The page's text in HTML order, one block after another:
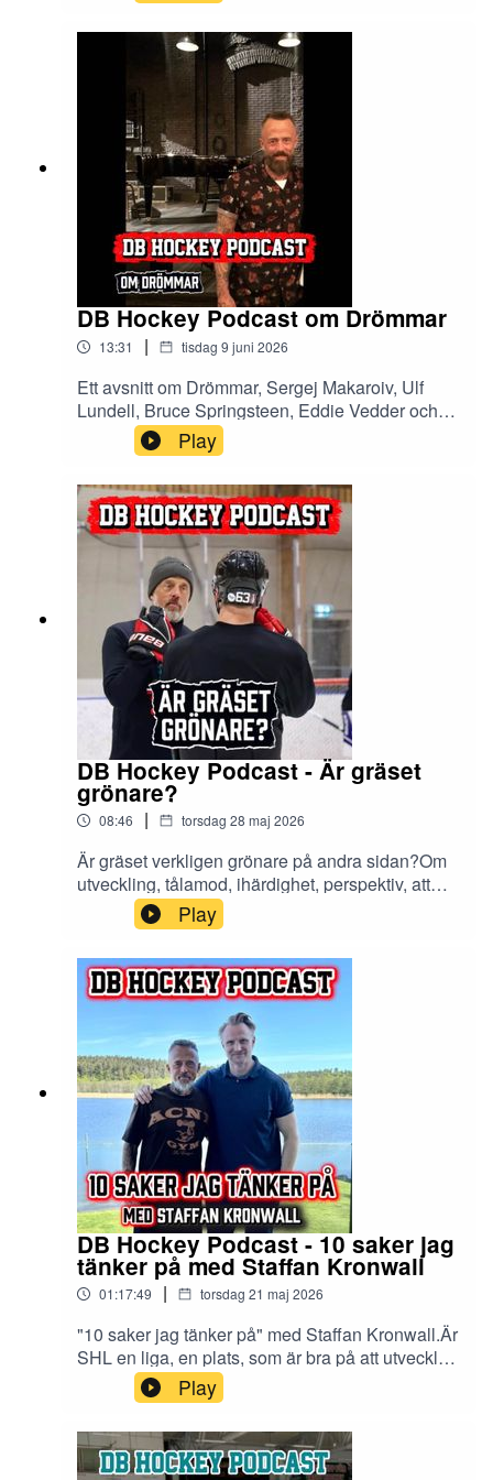
revolutionerande hockeyskola som formade
honom, resan från AIK-stjärna till livet i
Philadelphia Flyers brutala NHL-miljö och vilka
styrkor och svagheter han ser i svensk hockey i
dag.Enjoy
DB Hockey Podcast om Drömmar
13:31 | tisdag 9 juni 2026
Ett avsnitt om Drömmar, Sergej Makaroiv, Ulf
Lundell, Bruce Springsteen, Eddie Vedder och
om att öppna dörrar.Enjoy
Play
DB Hockey Podcast - Är gräset
grönare?
08:46 | torsdag 28 maj 2026
Är gräset verkligen grönare på andra sidan?Om
utveckling, tålamod, ihärdighet, perspektiv, att
fortsätta göra jobbet och vad som egentligen
finns på andra sidan staketet.Enjoy!
Play
DB Hockey Podcast - 10 saker jag
tänker på med Staffan Kronwall
01:17:49 | torsdag 21 maj 2026
"10 saker jag tänker på" med Staffan Kronwall.Är
SHL en liga, en plats, som är bra på att utveckla
unga spelare som vill förbereda sig för nästa
steg? Vad ser du runt dagens skills-fokus? Ser
du Utveckling eller en överskattad industri? Vad
kommer att vara den viktigaste egenskapen hos
elitspelare år 2036?Många unga tränar mer
Play